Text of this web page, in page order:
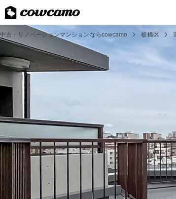
中古・リノベーションマンションならcowcamo 板橋区